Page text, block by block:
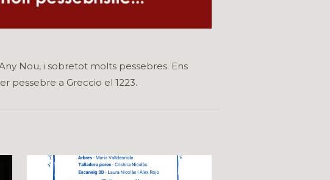
Nou, i sobretot molts pessebres. Ens
pessebre a Greccio el 1223.